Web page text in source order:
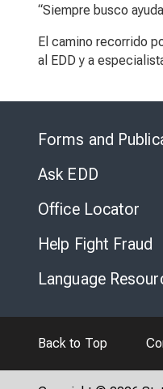
“Siempre busco
El camino recorrido
al EDD y a
Forms and
Ask EDD
Office Locator
Help Fight Fraud
Language
Back to Top